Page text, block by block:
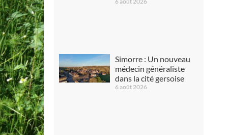
Simorre : Un nouveau
médecin généraliste
dans la cité gersoise
6 août 2026